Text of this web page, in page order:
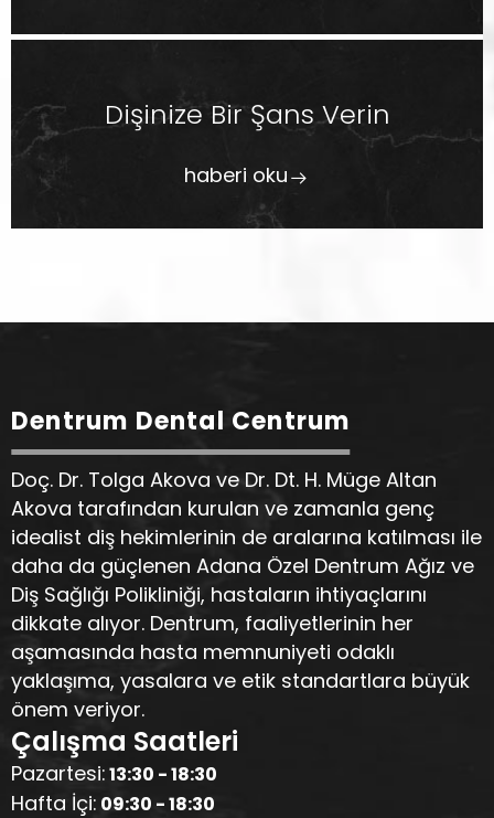
Dişinize Bir Şans Verin
haberi oku
Dentrum Dental Centrum
Doç. Dr. Tolga Akova ve Dr. Dt. H. Müge Altan
Akova tarafından kurulan ve zamanla genç
idealist diş hekimlerinin de aralarına katılması ile
daha da güçlenen Adana Özel Dentrum Ağız ve
Diş Sağlığı Polikliniği, hastaların ihtiyaçlarını
dikkate alıyor. Dentrum, faaliyetlerinin her
aşamasında hasta memnuniyeti odaklı
yaklaşıma, yasalara ve etik standartlara büyük
önem veriyor.
Çalışma Saatleri
Pazartesi:13:30 - 18:30
Hafta İçi: 09:30 - 18:30